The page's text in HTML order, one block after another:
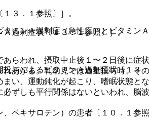
ミンＡ過剰症（急性症）とビタミン
らわれ、摂取中止後１〜２日後に症
あがる。乳幼児では過量投与時、そ
い、運動鈍化が起こり、嗜眠状態と
ずしも平行関係はないといわれ、脳
３．１参照〕］。
過剰症状〔１３．１参照〕］。
与によるビタミンＡ過剰症状〔１３
ベキサロテン）の患者〔１０．１参照